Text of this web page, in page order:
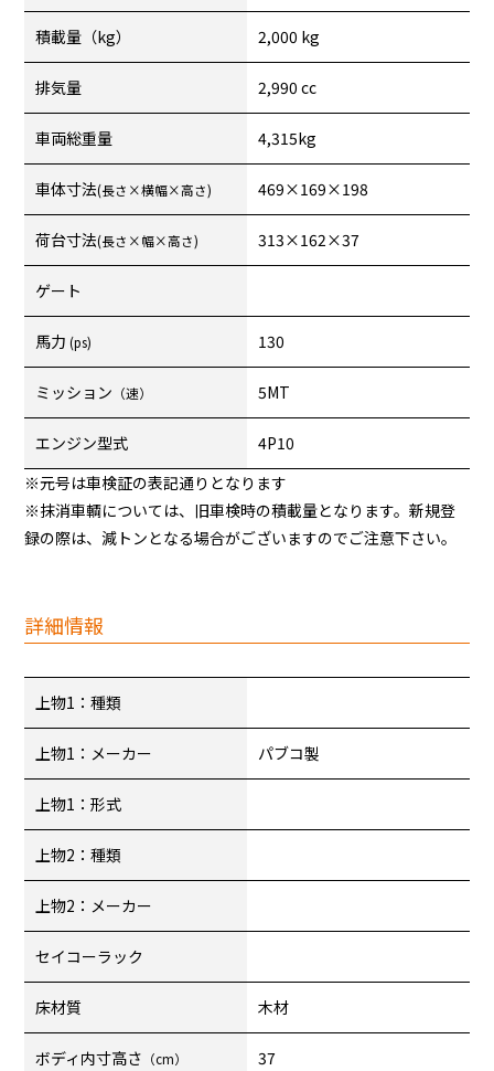
積載量（kg） 2,000 kg
排気量 2,990 cc
車両総重量 4,315kg
車体寸法(長さ×横幅×高さ) 469×169×198
荷台寸法(長さ×幅×高さ) 313×162×37
ゲート
馬力 (ps) 130
ミッション （速） 5MT
エンジン型式
4P10
※元号は車検証の表記通りとなります
※抹消車輌については、旧車検時の積載量となります。新規登
録の際は、減トンとなる場合がございますのでご注意下さい。
詳細情報
上物1：種類
上物1：メーカー パブコ製
上物1：形式
上物2：種類
上物2：メーカー
セイコーラック
床材質 木材
ボディ内寸高さ （cm） 37